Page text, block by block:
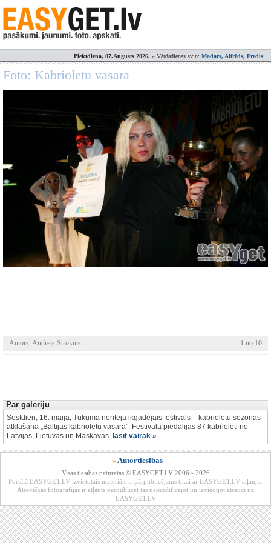
Piektdiena, 07.Augusts 2026. » Vārdadienas svin: Madars, Alfrēds, Fredis;
Foto: Kabrioletu vasara
Autors: Andrejs Strokins 1 no 10
Par galeriju
Sestdien, 16. maijā, Tukumā noritēja ikgadējais festivāls – kabrioletu sezonas
atklāšana „Baltijas kabrioletu vasara”. Festivālā piedalījās 87 kabrioleti no
Latvijas, Lietuvas un Maskavas. lasīt vairāk »
» Autortiesības
Visas tiesības paturētas © EASYGET.LV 2006 - 2026
Portālā EASYGET.LV izvietotais materiāls ir pārpublicējams tikai ar EASYGET.LV atļauju.
Atsevišķas fotogrāfijas ir atļauts pārpublicēt tās nemodificējot un ievieotjot atsauci uz
EASYGET.LV